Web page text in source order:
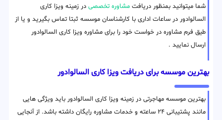
شما میتوانید بمنظور دریافت مشاوره تخصصی در زمینه ویزا کاری
السالوادور در ساعات اداری با کارشناسان موسسه ثبتا تماس بگیرید و یا از
طیق فرم مشاوره در خواست خود را برای مشاوره ویزا کاری السالوادور
ارسال نمایید .
بهترین موسسه برای دریافت ویزا کاری السالوادور
بهترین موسسه مهاجرتی در زمینه ویزا کاری السالوادور باید ویژگی هایی
مانند پشتیبانی ۲۴ ساعته و خدمات مشاوره رایگان داشته باشد. از آنجایی